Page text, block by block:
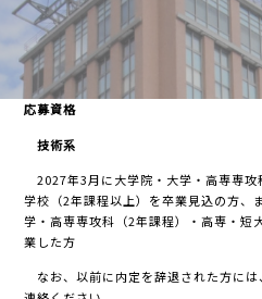
応募資格
技術系
2027年3月に大学院・大学・高専専
学校（2年課程以上）を卒業見込の方、
学・高専専攻科（2年課程）・高専・短
業した方
なお、以前に内定を辞退された方に